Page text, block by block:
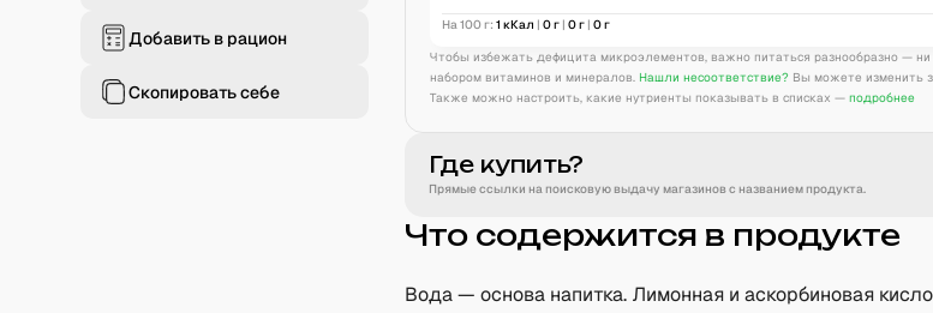
Добавить в рацион
Скопировать себе
На 100 г: 1 кКал | 0г | 0г | 0г
Чтобы избежать дефицита микроэлементов, важно питаться разнообразно —
набором витаминов и минералов. Нашли несоответствие? Вы можете изменить
Также можно настроить, какие нутриенты показывать в списках — подробнее
Где купить?
Прямые ссылки на поисковую выдачу магазинов с названием продукта.
Что содержится в продукте
Вода — основа напитка. Лимонная и аскорбиновая